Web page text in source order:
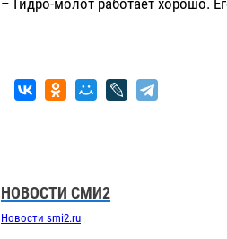
– Гидро-молот работает хорошо.
НОВОСТИ СМИ2
Новости smi2.ru